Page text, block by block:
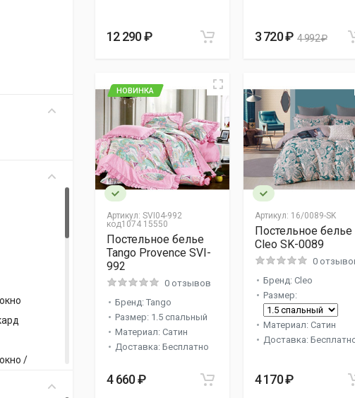
/
12 290 ₽ 3 720 ₽ 4 992 ₽
Артикул: SVI04-992
код1074 15550
НОВИНКА
Постельное белье
Tango Provence SVI-
992
0 отзывов
Бренд: Tango
Размер: 1.5 спальный
Материал: Сатин
Доставка: Бесплатно
4 660 ₽
Артикул: 16/0089-SK
Постельное белье
Cleo SK-0089
0
Бренд: Cleo
Размер:
Материал: Сатин
Доставка:
4 170 ₽